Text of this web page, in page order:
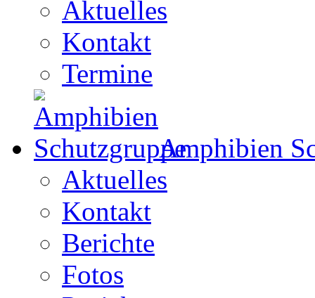
Aktuelles
Kontakt
Termine
Amphibien
Aktuelles
Kontakt
Berichte
Fotos